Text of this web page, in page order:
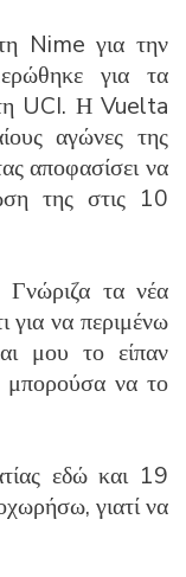
Nime για την
για τα
UCI. Η Vuelta
αγώνες της
αποφασίσει να
της στις 10
Γνώριζα τα νέα
για να περιμένω
μου το είπαν
μπορούσα να το
εδώ και 19
γιατί να